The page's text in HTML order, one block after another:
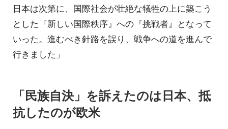
日本は次第に、国際社会が壮絶な犠牲の上に築こう
とした『新しい国際秩序』への『挑戦者』となって
いった。進むべき針路を誤り、戦争への道を進んで
行きました」
「民族自決」を訴えたのは日本、抵
抗したのが欧米